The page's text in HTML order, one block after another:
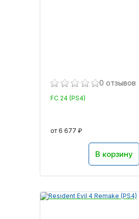
0 отзывов
FC 24 (PS4)
от 6 677 ₽
В корзину